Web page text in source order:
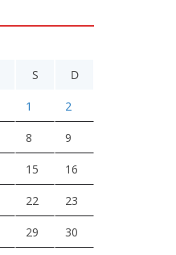
S D
1 2
8 9
15 16
22 23
29 30